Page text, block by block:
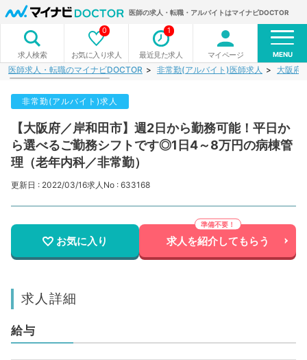
医師の求人・転職・アルバイトはマイナビDOCTOR
求人検索 お気に入り求人
0
最近見た求人
1
マイページ MENU
医師求人・転職のマイナビDOCTOR 非常勤(アルバイト)医師求人 大阪府
非常勤(アルバイト)求人
【大阪府／岸和田市】週2日から勤務可能！平日か
ら選べるご勤務シフトです◎1日4～8万円の病棟管
理（老年内科／非常勤）
更新日 : 2022/03/16求人No : 633168
お気に入り 求人を紹介してもらう
求人詳細
給与